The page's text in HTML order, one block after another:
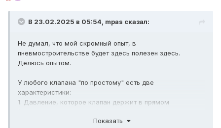
В 23.02.2025 в 05:54, mpas сказал:
Не думал, что мой скромный опыт, в
пневмостроительстве будет здесь полезен здесь.
Делюсь опытом.
У любого клапана "по простому" есть две
характеристики:
1. Давление, которое клапан держит в прямом
2. Давление, которое клапан держит в обратном
Показать